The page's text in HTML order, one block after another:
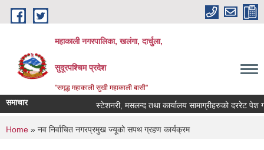
Skip to main content
महाकाली नगरपालिका, खलंगा, दार्चुला,
सुदूरपश्चिम प्रदेश
"समृद्ध महाकाली सुखी महाकाली बासी"
समाचार स्टेशनरी, मसलन्द तथा कार्यालय सामाग्रीहरुको दररेट पेश
You are here
Home » नव निर्वाचित नगरप्रमुख ज्यूको सपथ ग्रहण कार्यक्रम